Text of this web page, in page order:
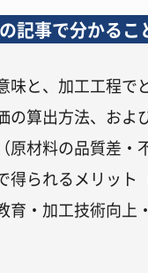
記事で分かるこ
味と、加工工程で
の算出方法、およ
原材料の品質差
得られるメリッ
・加工技術向上